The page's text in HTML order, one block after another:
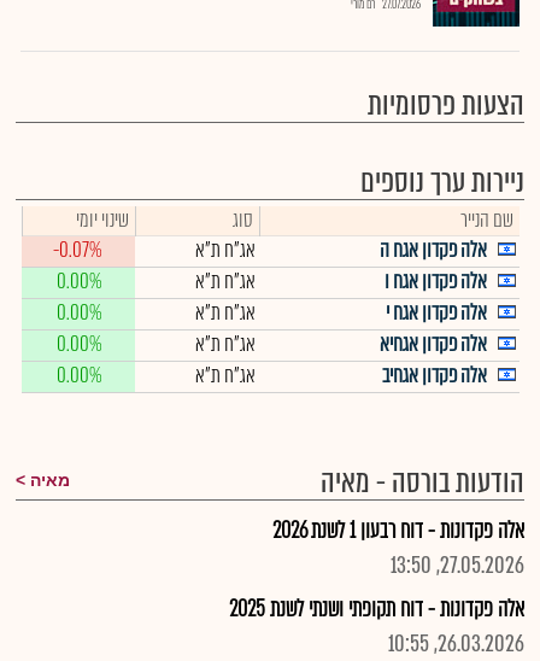
27.07.2026 רם מורי
הצעות פרסומיות
ניירות ערך נוספים
שם הנייר סוג
שינוי יומי
אלה פקדון אגח ה
אג"ח ת"א
-0.07%
אלה פקדון אגח ו
אג"ח ת"א
0.00%
אלה פקדון אגח י
אג"ח ת"א
0.00%
אלה פקדון אגחיא
אג"ח ת"א
0.00%
אלה פקדון אגחיב
אג"ח ת"א 0.00%
הודעות בורסה - מאיה מאיה
אלה פקדונות - דוח רבעון 1 לשנת 2026
27.05.2026, 13:50
אלה פקדונות - דוח תקופתי ושנתי לשנת 2025
26.03.2026, 10:55